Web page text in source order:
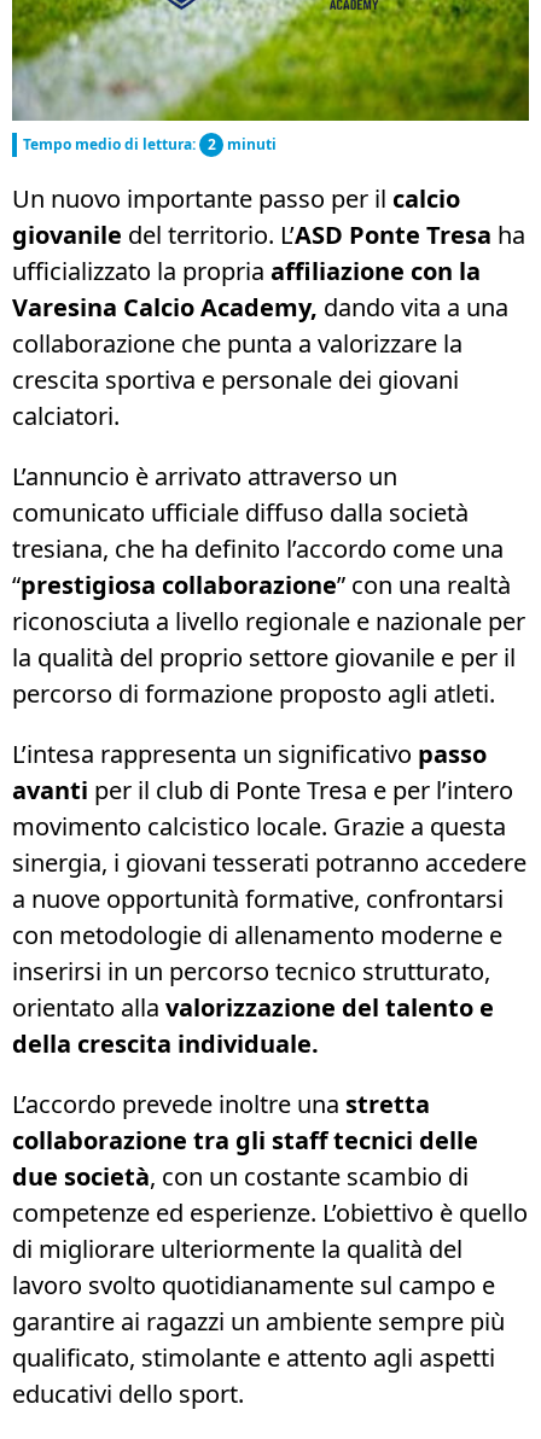
Tempo medio di lettura: 2 minuti
Un nuovo importante passo per il calcio
giovanile del territorio. L’ASD Ponte Tresa ha
ufficializzato la propria affiliazione con la
Varesina Calcio Academy, dando vita a una
collaborazione che punta a valorizzare la
crescita sportiva e personale dei giovani
calciatori.
L’annuncio è arrivato attraverso un
comunicato ufficiale diffuso dalla società
tresiana, che ha definito l’accordo come una
“prestigiosa collaborazione” con una realtà
riconosciuta a livello regionale e nazionale per
la qualità del proprio settore giovanile e per il
percorso di formazione proposto agli atleti.
L’intesa rappresenta un significativo passo
avanti per il club di Ponte Tresa e per l’intero
movimento calcistico locale. Grazie a questa
sinergia, i giovani tesserati potranno accedere
a nuove opportunità formative, confrontarsi
con metodologie di allenamento moderne e
inserirsi in un percorso tecnico strutturato,
orientato alla valorizzazione del talento e
della crescita individuale.
L’accordo prevede inoltre una stretta
collaborazione tra gli staff tecnici delle
due società, con un costante scambio di
competenze ed esperienze. L’obiettivo è quello
di migliorare ulteriormente la qualità del
lavoro svolto quotidianamente sul campo e
garantire ai ragazzi un ambiente sempre più
qualificato, stimolante e attento agli aspetti
educativi dello sport.